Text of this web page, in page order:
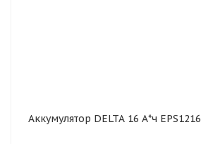
Аккумулятор DELTA 16 А*ч EPS1216